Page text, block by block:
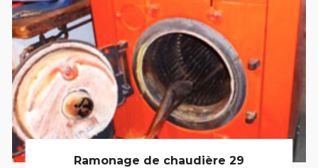
Ramonage de chaudière 29